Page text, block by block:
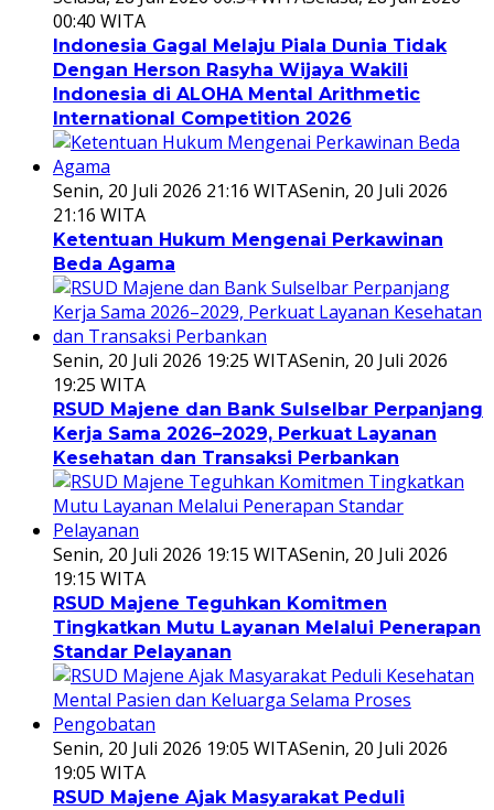
00:40 WITA
Indonesia Gagal Melaju Piala Dunia Tidak
Dengan Herson Rasyha Wijaya Wakili
Indonesia di ALOHA Mental Arithmetic
International Competition 2026
Senin, 20 Juli 2026 21:16 WITASenin, 20 Juli 2026
21:16 WITA
Ketentuan Hukum Mengenai Perkawinan
Beda Agama
Senin, 20 Juli 2026 19:25 WITASenin, 20 Juli 2026
19:25 WITA
RSUD Majene dan Bank Sulselbar Perpanjang
Kerja Sama 2026–2029, Perkuat Layanan
Kesehatan dan Transaksi Perbankan
Senin, 20 Juli 2026 19:15 WITASenin, 20 Juli 2026
19:15 WITA
RSUD Majene Teguhkan Komitmen
Tingkatkan Mutu Layanan Melalui Penerapan
Standar Pelayanan
Senin, 20 Juli 2026 19:05 WITASenin, 20 Juli 2026
19:05 WITA
RSUD Majene Ajak Masyarakat Peduli